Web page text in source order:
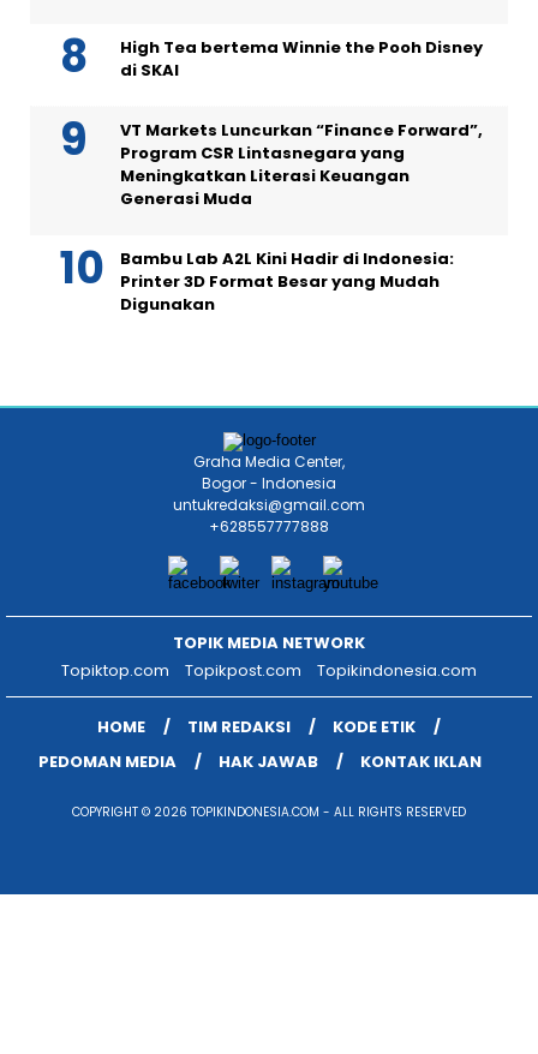
High Tea bertema Winnie the Pooh Disney
di SKAI
VT Markets Luncurkan “Finance Forward”,
Program CSR Lintasnegara yang
Meningkatkan Literasi Keuangan
Generasi Muda
Bambu Lab A2L Kini Hadir di Indonesia:
Printer 3D Format Besar yang Mudah
Digunakan
Graha Media Center,
Bogor - Indonesia
untukredaksi@gmail.com
+628557777888
TOPIK MEDIA NETWORK
Topiktop.com
Topikpost.com Topikindonesia.com
HOME TIM REDAKSI
KODE ETIK
PEDOMAN MEDIA
HAK JAWAB KONTAK IKLAN
COPYRIGHT © 2026 TOPIKINDONESIA.COM - ALL RIGHTS RESERVED